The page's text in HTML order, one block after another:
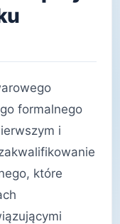
formalnego
i
które